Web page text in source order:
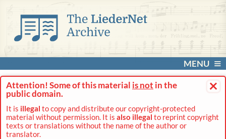
MENU
×
Attention! Some of this material is not in the
public domain.
It is illegal to copy and distribute our copyright-protected
material without permission. It is also illegal to reprint copyright
texts or translations without the name of the author or
translator.